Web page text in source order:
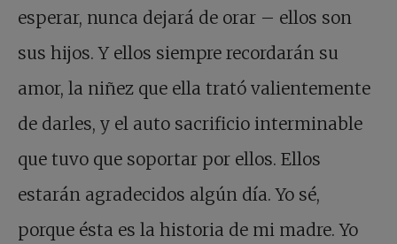
esperar, nunca dejará de orar – ellos son
sus hijos. Y ellos siempre recordarán su
amor, la niñez que ella trató valientemente
de darles, y el auto sacrificio interminable
que tuvo que soportar por ellos. Ellos
estarán agradecidos algún día. Yo sé,
porque ésta es la historia de mi madre. Yo